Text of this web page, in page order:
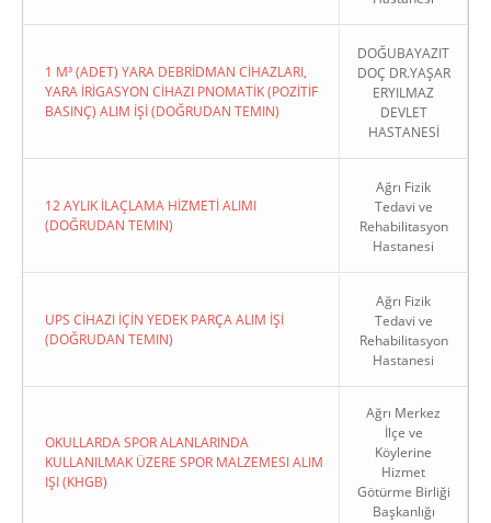
1 M³ (ADET) YARA DEBRİDMAN CİHAZLARI,
YARA İRİGASYON CİHAZI PNOMATİK (POZİTİF
BASINÇ) ALIM İŞİ (DOĞRUDAN TEMIN)
DOĞUBAYAZIT
DOÇ DR.YAŞAR
ERYILMAZ
DEVLET
HASTANESİ
12 AYLIK İLAÇLAMA HİZMETİ ALIMI
(DOĞRUDAN TEMIN)
Ağrı Fizik
Tedavi ve
Rehabilitasyon
Hastanesi
UPS CİHAZI İÇİN YEDEK PARÇA ALIM İŞİ
(DOĞRUDAN TEMIN)
Ağrı Fizik
Tedavi ve
Rehabilitasyon
Hastanesi
OKULLARDA SPOR ALANLARINDA
KULLANILMAK ÜZERE SPOR MALZEMESI ALIM
IŞI (KHGB)
Ağrı Merkez
İlçe ve
Köylerine
Hizmet
Götürme Birliği
Başkanlığı